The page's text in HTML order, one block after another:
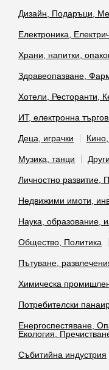
Дизайн, Подаръци,
Електроника,
Храни, напитки,
Здравеопазване,
Хотели, Ресторанти,
ИТ, електронна
Деца, играчки
Музика, танци Други
Личностно развитие,
Недвижими имоти,
Наука, образование,
Общество, Политика
Пътуване,
Химическа
Потребителски
Енергоспестяване,
Екология,
Събитийна индустрия